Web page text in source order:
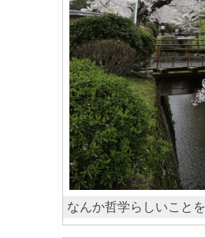
なんか哲学らしいこと